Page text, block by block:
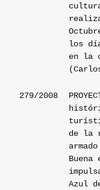
los
en la
279/2008
de la
Azul